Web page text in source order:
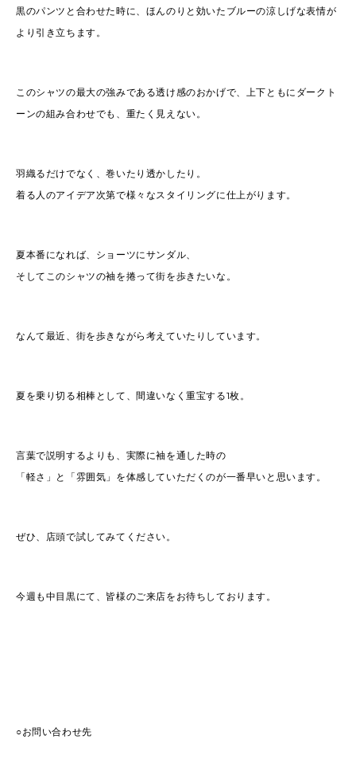
黒のパンツと合わせた時に、ほんのりと効いたブルーの涼しげな表情が
より引き立ちます。
このシャツの最大の強みである透け感のおかげで、上下ともにダークト
ーンの組み合わせでも、重たく見えない。
羽織るだけでなく、巻いたり透かしたり。
着る人のアイデア次第で様々なスタイリングに仕上がります。
夏本番になれば、ショーツにサンダル、
そしてこのシャツの袖を捲って街を歩きたいな。
なんて最近、街を歩きながら考えていたりしています。
夏を乗り切る相棒として、間違いなく重宝する1枚。
言葉で説明するよりも、実際に袖を通した時の
「軽さ」と「雰囲気」を体感していただくのが一番早いと思います。
ぜひ、店頭で試してみてください。
今週も中目黒にて、皆様のご来店をお待ちしております。
○お問い合わせ先